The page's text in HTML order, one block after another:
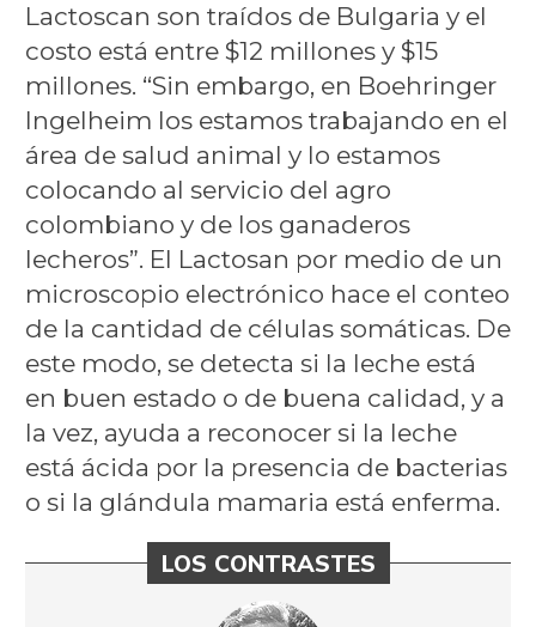
Lactoscan son traídos de Bulgaria y el
costo está entre $12 millones y $15
millones. “Sin embargo, en Boehringer
Ingelheim los estamos trabajando en el
área de salud animal y lo estamos
colocando al servicio del agro
colombiano y de los ganaderos
lecheros”. El Lactosan por medio de un
microscopio electrónico hace el conteo
de la cantidad de células somáticas. De
este modo, se detecta si la leche está
en buen estado o de buena calidad, y a
la vez, ayuda a reconocer si la leche
está ácida por la presencia de bacterias
o si la glándula mamaria está enferma.
LOS CONTRASTES